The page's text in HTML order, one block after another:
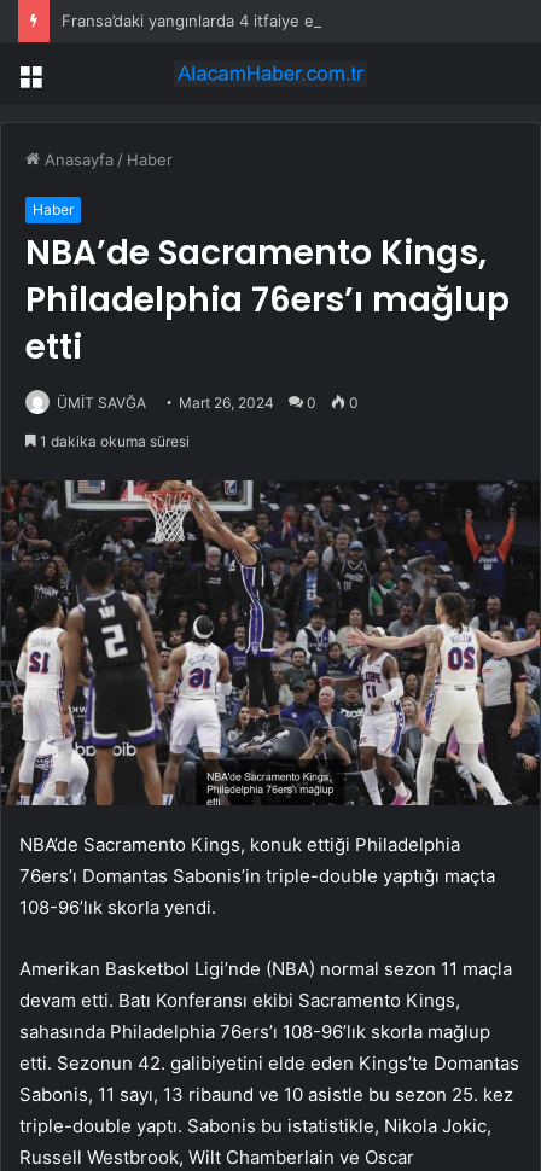
Fransa’daki yangınlarda 4 itfaiye eri hayatını kaybetti
Menü
Anasayfa / Haber
Haber
NBA’de Sacramento Kings,
Philadelphia 76ers’ı mağlup
etti
ÜMİT SAVĞA Mart 26, 2024 0 0
1 dakika okuma süresi
NBA’de Sacramento Kings, konuk ettiği Philadelphia
76ers’ı Domantas Sabonis’in triple-double yaptığı maçta
108-96’lık skorla yendi.
Amerikan Basketbol Ligi’nde (NBA) normal sezon 11 maçla
devam etti. Batı Konferansı ekibi Sacramento Kings,
sahasında Philadelphia 76ers’ı 108-96’lık skorla mağlup
etti. Sezonun 42. galibiyetini elde eden Kings’te Domantas
Sabonis, 11 sayı, 13 ribaund ve 10 asistle bu sezon 25. kez
triple-double yaptı. Sabonis bu istatistikle, Nikola Jokic,
Russell Westbrook, Wilt Chamberlain ve Oscar